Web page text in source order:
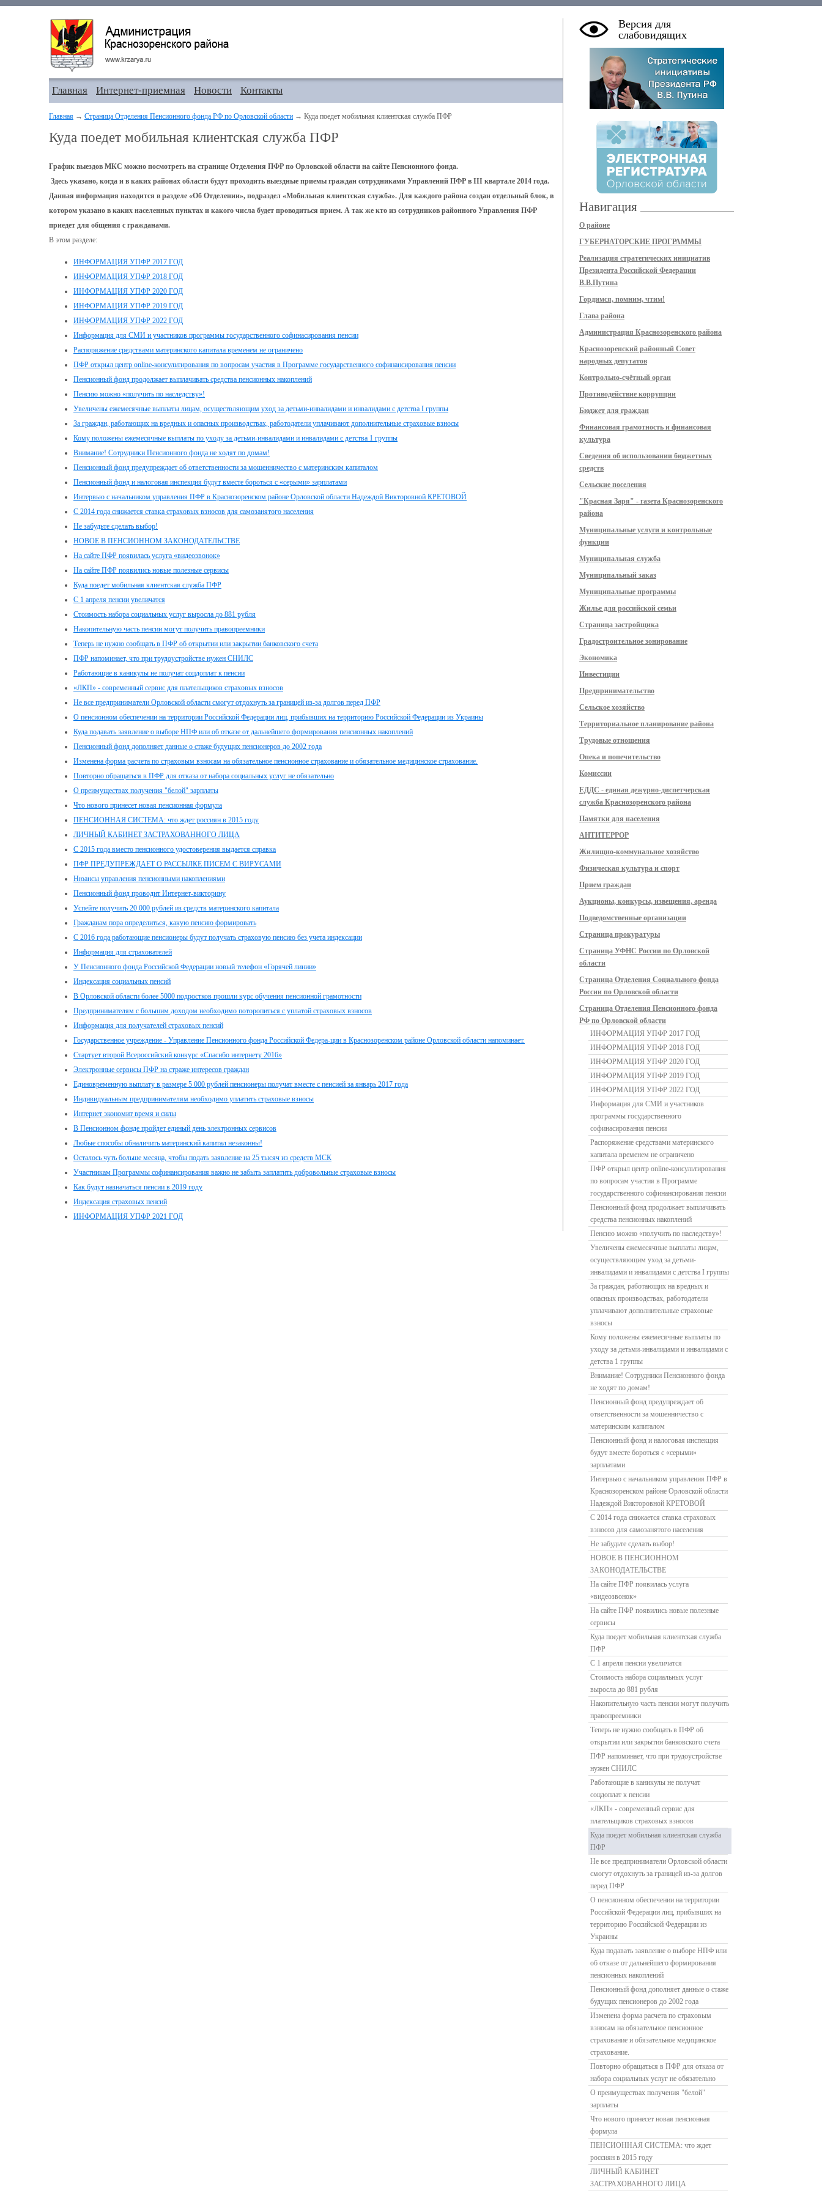
Главная Интернет-приемная Новости Контакты
Главная → Страница Отделения Пенсионного фонда РФ по Орловской области → Куда поедет мобильная клиентская служба ПФР
Куда поедет мобильная клиентская служба ПФР
График выездов МКС можно посмотреть на странице Отделения ПФР по Орловской области на сайте Пенсионного фонда.
Здесь указано, когда и в каких районах области будут проходить выездные приемы граждан сотрудниками Управлений ПФР в III квартале 2014 года.
Данная информация находится в разделе «Об Отделении», подраздел «Мобильная клиентская служба». Для каждого района создан отдельный блок, в
котором указано в каких населенных пунктах и какого числа будет проводиться прием. А так же кто из сотрудников районного Управления ПФР
приедет для общения с гражданами.
В этом разделе:
ИНФОРМАЦИЯ УПФР 2017 ГОД
ИНФОРМАЦИЯ УПФР 2018 ГОД
ИНФОРМАЦИЯ УПФР 2020 ГОД
ИНФОРМАЦИЯ УПФР 2019 ГОД
ИНФОРМАЦИЯ УПФР 2022 ГОД
Информация для СМИ и участников программы государственного софинасирования пенсии
Распоряжение средствами материнского капитала временем не ограничено
ПФР открыл центр online-консультирования по вопросам участия в Программе государственного софинансирования пенсии
Пенсионный фонд продолжает выплачивать средства пенсионных накоплений
Пенсию можно «получить по наследству»!
Увеличены ежемесячные выплаты лицам, осуществляющим уход за детьми-инвалидами и инвалидами с детства I группы
За граждан, работающих на вредных и опасных производствах, работодатели уплачивают дополнительные страховые взносы
Кому положены ежемесячные выплаты по уходу за детьми-инвалидами и инвалидами с детства 1 группы
Внимание! Сотрудники Пенсионного фонда не ходят по домам!
Пенсионный фонд предупреждает об ответственности за мошенничество с материнским капиталом
Пенсионный фонд и налоговая инспекция будут вместе бороться с «серыми» зарплатами
Интервью с начальником управления ПФР в Краснозоренском районе Орловской области Надеждой Викторовной КРЕТОВОЙ
С 2014 года снижается ставка страховых взносов для самозанятого населения
Не забудьте сделать выбор!
НОВОЕ В ПЕНСИОННОМ ЗАКОНОДАТЕЛЬСТВЕ
На сайте ПФР появилась услуга «видеозвонок»
На сайте ПФР появились новые полезные сервисы
Куда поедет мобильная клиентская служба ПФР
С 1 апреля пенсии увеличатся
Стоимость набора социальных услуг выросла до 881 рубля
Накопительную часть пенсии могут получить правопреемники
Теперь не нужно сообщать в ПФР об открытии или закрытии банковского счета
ПФР напоминает, что при трудоустройстве нужен СНИЛС
Работающие в каникулы не получат соцдоплат к пенсии
«ЛКП» - современный сервис для плательщиков страховых взносов
Не все предприниматели Орловской области смогут отдохнуть за границей из-за долгов перед ПФР
О пенсионном обеспечении на территории Российской Федерации лиц, прибывших на территорию Российской Федерации из Украины
Куда подавать заявление о выборе НПФ или об отказе от дальнейшего формирования пенсионных накоплений
Пенсионный фонд дополняет данные о стаже будущих пенсионеров до 2002 года
Изменена форма расчета по страховым взносам на обязательное пенсионное страхование и обязательное медицинское страхование.
Повторно обращаться в ПФР для отказа от набора социальных услуг не обязательно
О преимуществах получения "белой" зарплаты
Что нового принесет новая пенсионная формула
ПЕНСИОННАЯ СИСТЕМА: что ждет россиян в 2015 году
ЛИЧНЫЙ КАБИНЕТ ЗАСТРАХОВАННОГО ЛИЦА
С 2015 года вместо пенсионного удостоверения выдается справка
ПФР ПРЕДУПРЕЖДАЕТ О РАССЫЛКЕ ПИСЕМ С ВИРУСАМИ
Нюансы управления пенсионными накоплениями
Пенсионный фонд проводит Интернет-викторину
Успейте получить 20 000 рублей из средств материнского капитала
Гражданам пора определиться, какую пенсию формировать
С 2016 года работающие пенсионеры будут получать страховую пенсию без учета индексации
Информация для страхователей
У Пенсионного фонда Российской Федерации новый телефон «Горячей линии»
Индексация социальных пенсий
В Орловской области более 5000 подростков прошли курс обучения пенсионной грамотности
Предпринимателям с большим доходом необходимо поторопиться с уплатой страховых взносов
Информация для получателей страховых пенсий
Государственное учреждение - Управление Пенсионного фонда Российской Федера-ции в Краснозоренском районе Орловской области напоминает.
Стартует второй Всероссийский конкурс «Спасибо интернету 2016»
Электронные сервисы ПФР на страже интересов граждан
Единовременную выплату в размере 5 000 рублей пенсионеры получат вместе с пенсией за январь 2017 года
Индивидуальным предпринимателям необходимо уплатить страховые взносы
Интернет экономит время и силы
В Пенсионном фонде пройдет единый день электронных сервисов
Любые способы обналичить материнский капитал незаконны!
Осталось чуть больше месяца, чтобы подать заявление на 25 тысяч из средств МСК
Участникам Программы софинансирования важно не забыть заплатить добровольные страховые взносы
Как будут назначаться пенсии в 2019 году
Индексация страховых пенсий
ИНФОРМАЦИЯ УПФР 2021 ГОД
Версия для
слабовидящих
Навигация
О районе
ГУБЕРНАТОРСКИЕ ПРОГРАММЫ
Реализация стратегических инициатив
Президента Российской Федерации
В.В.Путина
Гордимся, помним, чтим!
Глава района
Администрация Краснозоренского района
Краснозоренский районный Совет
народных депутатов
Контрольно-счётный орган
Противодействие коррупции
Бюджет для граждан
Финансовая грамотность и финансовая
культура
Сведения об использовании бюджетных
средств
Сельские поселения
"Красная Заря" - газета Краснозоренского
района
Муниципальные услуги и контрольные
функции
Муниципальная служба
Муниципальный заказ
Муниципальные программы
Жилье для российской семьи
Страница застройщика
Градостроительное зонирование
Экономика
Инвестиции
Предпринимательство
Сельское хозяйство
Территориальное планирование района
Трудовые отношения
Опека и попечительство
Комиссии
ЕДДС - единая дежурно-диспетчерская
служба Краснозоренского района
Памятки для населения
АНТИТЕРРОР
Жилищно-коммунальное хозяйство
Физическая культура и спорт
Прием граждан
Аукционы, конкурсы, извещения, аренда
Подведомственные организации
Страница прокуратуры
Страница УФНС России по Орловской
области
Страница Отделения Социального фонда
России по Орловской области
Страница Отделения Пенсионного фонда
РФ по Орловской области
ИНФОРМАЦИЯ УПФР 2017 ГОД
ИНФОРМАЦИЯ УПФР 2018 ГОД
ИНФОРМАЦИЯ УПФР 2020 ГОД
ИНФОРМАЦИЯ УПФР 2019 ГОД
ИНФОРМАЦИЯ УПФР 2022 ГОД
Информация для СМИ и участников
программы государственного
софинасирования пенсии
Распоряжение средствами материнского
капитала временем не ограничено
ПФР открыл центр online-консультирования
по вопросам участия в Программе
государственного софинансирования пенсии
Пенсионный фонд продолжает выплачивать
средства пенсионных накоплений
Пенсию можно «получить по наследству»!
Увеличены ежемесячные выплаты лицам,
осуществляющим уход за детьми-
инвалидами и инвалидами с детства I группы
За граждан, работающих на вредных и
опасных производствах, работодатели
уплачивают дополнительные страховые
взносы
Кому положены ежемесячные выплаты по
уходу за детьми-инвалидами и инвалидами с
детства 1 группы
Внимание! Сотрудники Пенсионного фонда
не ходят по домам!
Пенсионный фонд предупреждает об
ответственности за мошенничество с
материнским капиталом
Пенсионный фонд и налоговая инспекция
будут вместе бороться с «серыми»
зарплатами
Интервью с начальником управления ПФР в
Краснозоренском районе Орловской области
Надеждой Викторовной КРЕТОВОЙ
С 2014 года снижается ставка страховых
взносов для самозанятого населения
Не забудьте сделать выбор!
НОВОЕ В ПЕНСИОННОМ
ЗАКОНОДАТЕЛЬСТВЕ
На сайте ПФР появилась услуга
«видеозвонок»
На сайте ПФР появились новые полезные
сервисы
Куда поедет мобильная клиентская служба
ПФР
С 1 апреля пенсии увеличатся
Стоимость набора социальных услуг
выросла до 881 рубля
Накопительную часть пенсии могут получить
правопреемники
Теперь не нужно сообщать в ПФР об
открытии или закрытии банковского счета
ПФР напоминает, что при трудоустройстве
нужен СНИЛС
Работающие в каникулы не получат
соцдоплат к пенсии
«ЛКП» - современный сервис для
плательщиков страховых взносов
Куда поедет мобильная клиентская служба
ПФР
Не все предприниматели Орловской области
смогут отдохнуть за границей из-за долгов
перед ПФР
О пенсионном обеспечении на территории
Российской Федерации лиц, прибывших на
территорию Российской Федерации из
Украины
Куда подавать заявление о выборе НПФ или
об отказе от дальнейшего формирования
пенсионных накоплений
Пенсионный фонд дополняет данные о стаже
будущих пенсионеров до 2002 года
Изменена форма расчета по страховым
взносам на обязательное пенсионное
страхование и обязательное медицинское
страхование.
Повторно обращаться в ПФР для отказа от
набора социальных услуг не обязательно
О преимуществах получения "белой"
зарплаты
Что нового принесет новая пенсионная
формула
ПЕНСИОННАЯ СИСТЕМА: что ждет
россиян в 2015 году
ЛИЧНЫЙ КАБИНЕТ
ЗАСТРАХОВАННОГО ЛИЦА